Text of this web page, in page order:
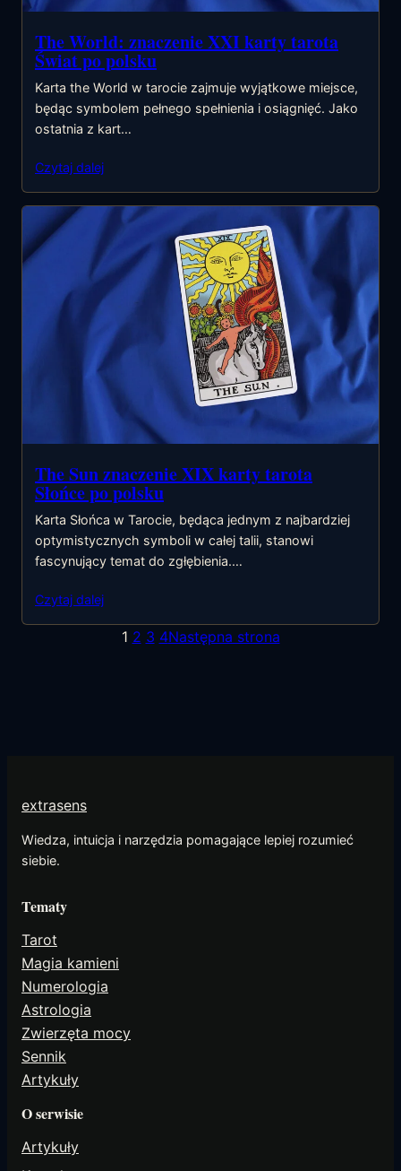
The World: znaczenie XXI karty tarota
Świat po polsku
Karta the World w tarocie zajmuje wyjątkowe miejsce,
będąc symbolem pełnego spełnienia i osiągnięć. Jako
ostatnia z kart…
Czytaj dalej
The Sun znaczenie XIX karty tarota
Słońce po polsku
Karta Słońca w Tarocie, będąca jednym z najbardziej
optymistycznych symboli w całej talii, stanowi
fascynujący temat do zgłębienia.…
Czytaj dalej
1 2 3 4Następna strona
extrasens
Wiedza, intuicja i narzędzia pomagające lepiej rozumieć
siebie.
Tematy
Tarot
Magia kamieni
Numerologia
Astrologia
Zwierzęta mocy
Sennik
Artykuły
O serwisie
Artykuły